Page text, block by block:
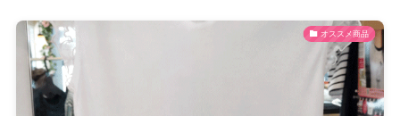
オススメ商品